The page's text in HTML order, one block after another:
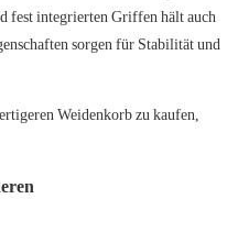
fest integrierten Griffen hält auch
sorgen für Stabilität und
Weidenkorb zu kaufen,